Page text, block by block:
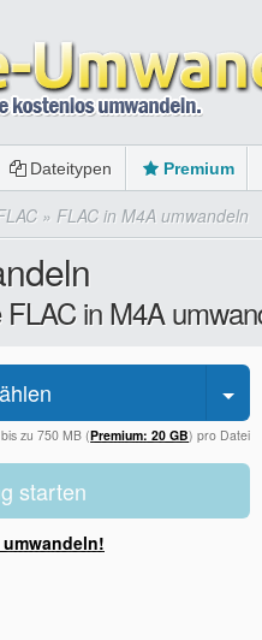
Dateitypen Premium
» FLAC in M4A umwandeln
in M4A
zu 750 MB (Premium: 20 GB) pro Datei
starten